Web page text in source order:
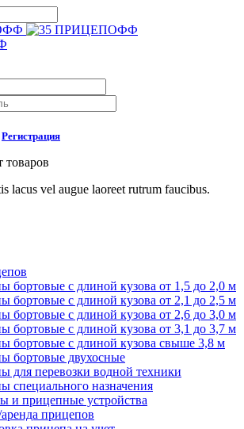
Регистрация
товаров
lacus vel augue laoreet rutrum faucibus.
бортовые с длиной кузова от 1,5 до 2,0 м
бортовые с длиной кузова от 2,1 до 2,5 м
бортовые с длиной кузова от 2,6 до 3,0 м
бортовые с длиной кузова от 3,1 до 3,7 м
бортовые с длиной кузова свыше 3,8 м
бортовые двухосные
для перевозки водной техники
специального назначения
и прицепные устройства
прицепов